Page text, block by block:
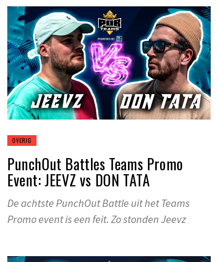
OVERIG
PunchOut Battles Teams Promo
Event: JEEVZ vs DON TATA
De achtste PunchOut Battle uit het Teams
Promo event is een feit. Zo stonden Jeevz